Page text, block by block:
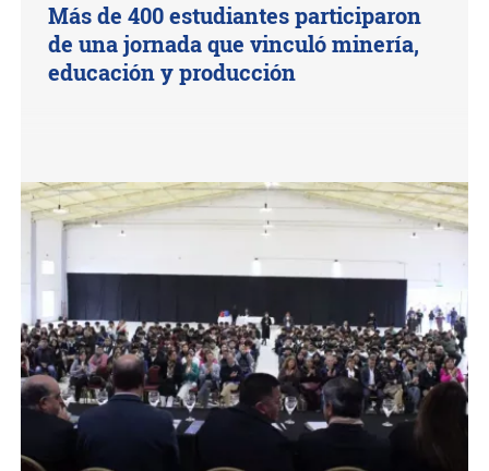
Más de 400 estudiantes participaron
de una jornada que vinculó minería,
educación y producción